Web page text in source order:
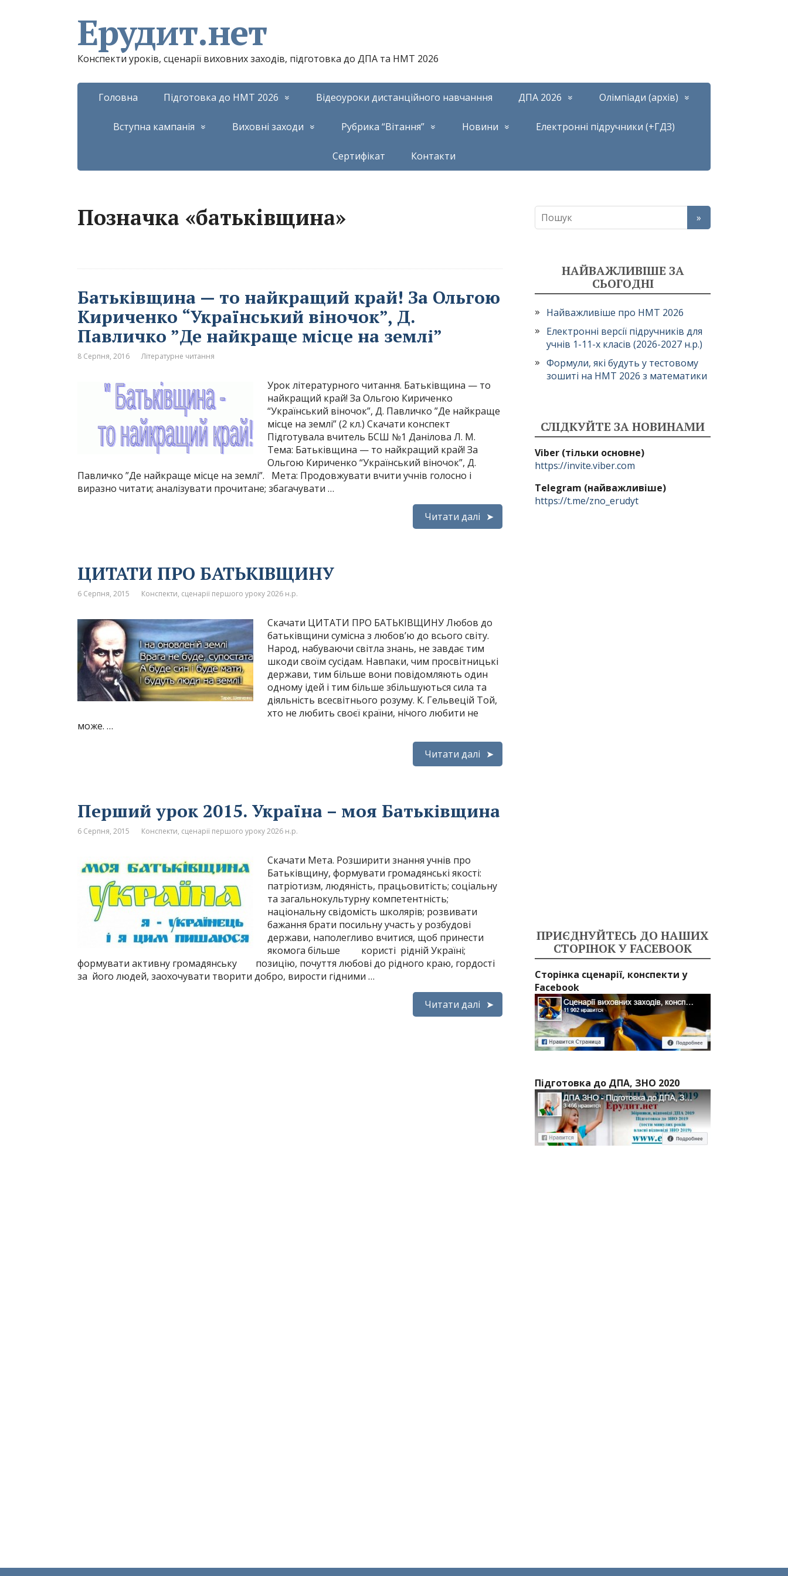
Ерудит.нет
Конспекти уроків, сценарії виховних заходів, підготовка до ДПА та НМТ 2026
Головна Підготовка до НМТ 2026 Відеоуроки дистанційного навчанння ДПА 2026 Олімпіади (архів)
Вступна кампанія Виховні заходи Рубрика “Вітання” Новини Електронні підручники (+ГДЗ)
Сертифікат Контакти
Позначка «батьківщина»
Батьківщина — то найкращий край! За Ольгою
Кириченко “Український віночок”, Д.
Павличко ”Де найкраще місце на землі”
8 Серпня, 2016 Літературне читання
Урок літературного читання. Батьківщина — то
найкращий край! За Ольгою Кириченко
“Український віночок”, Д. Павличко ”Де найкраще
місце на землі” (2 кл.) Скачати конспект
Підготувала вчитель БСШ №1 Данілова Л. М.
Тема: Батьківщина — то найкращий край! За
Ольгою Кириченко “Український віночок”, Д.
Павличко ”Де найкраще місце на землі”. Мета: Продовжувати вчити учнів голосно і
виразно читати; аналізувати прочитане; збагачувати …
Читати далі
ЦИТАТИ ПРО БАТЬКІВЩИНУ
6 Серпня, 2015 Конспекти, сценарії першого уроку 2026 н.р.
Скачати ЦИТАТИ ПРО БАТЬКІВЩИНУ Любов до
батьківщини сумісна з любов’ю до всього світу.
Народ, набуваючи світла знань, не завдає тим
шкоди своїм сусідам. Навпаки, чим просвітницькі
держави, тим більше вони повідомляють один
одному ідей і тим більше збільшуються сила та
діяльність всесвітнього розуму. К. Гельвецій Той,
хто не любить своєї країни, нічого любити не
може. …
Читати далі
Перший урок 2015. Україна – моя Батьківщина
6 Серпня, 2015 Конспекти, сценарії першого уроку 2026 н.р.
Скачати Мета. Розширити знання учнів про
Батьківщину, формувати громадянські якості:
патріотизм, людяність, працьовитість; соціальну
та загальнокультурну компетентність;
національну свідомість школярів; розвивати
бажання брати посильну участь у розбудові
держави, наполегливо вчитися, щоб принести
якомога більше користі рідній Україні;
формувати активну громадянську позицію, почуття любові до рідного краю, гордості
за його людей, заохочувати творити добро, вирости гідними …
Читати далі
НАЙВАЖЛИВІШЕ ЗА
СЬОГОДНІ
Найважливіше про НМТ 2026
Електронні версії підручників для
учнів 1-11-х класів (2026-2027 н.р.)
Формули, які будуть у тестовому
зошиті на НМТ 2026 з математики
СЛІДКУЙТЕ ЗА НОВИНАМИ
Viber (тільки основне)
https://invite.viber.com
Telegram (найважливіше)
https://t.me/zno_erudyt
ПРИЄДНУЙТЕСЬ ДО НАШИХ
СТОРІНОК У FACEBOOK
Сторінка сценарії, конспекти у
Facebook
Підготовка до ДПА, ЗНО 2020